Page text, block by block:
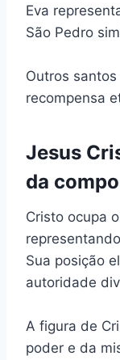
Eva
São Pedro
Outros
recompensa
Jesus
da
Cristo ocupa
Sua posição
autoridade
A figura de
poder e da